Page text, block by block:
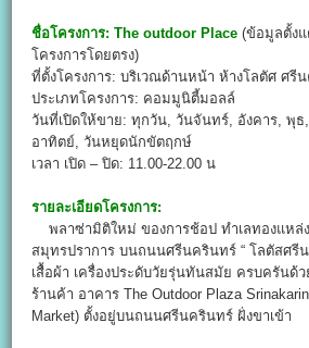
ชื่อโครงการ: The outdoor Place (ข้อมูลตั้ง
โครงการโดยตรง)
ที่ตั้งโครงการ: บริเวณด้านหน้า ห้างโลตัศ ศรี
ประเภทโครงการ: คอมมูนิตี้มอลล์
วันที่เปิดให้ขาย: ทุกวัน, วันจันทร์, อังคาร, พุธ
อาทิตย์, วันหยุดนักขัตฤกษ์
เวลา เปิด – ปิด: 11.00-22.00 น
รายละเอียดโครงการ:
พลาซ่ามิติใหม่ ของการช้อป ทำเลทองแหล่ง
สมุทรปราการ บนถนนศรีนครินทร์ “ โลตัสศรี
เสื้อผ้า เครื่องประดับวัยรุ่นทันสมัย ครบครันด้
ร้านค้า อาคาร The Outdoor Plaza
Market) ตั้งอยู่บนถนนศรีนครินทร์ ฝั่งขาเข้า